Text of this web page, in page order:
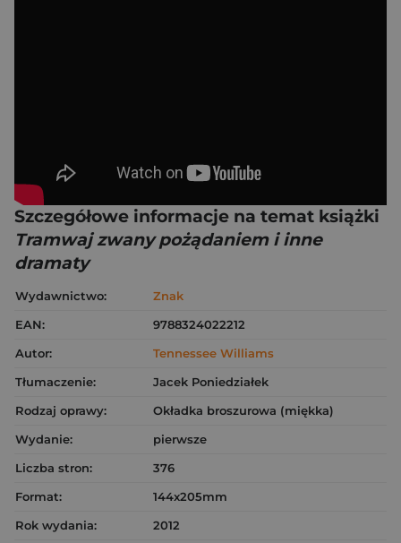
Szczegółowe informacje na temat książki
Tramwaj zwany pożądaniem i inne
dramaty
Wydawnictwo:
Znak
EAN:
9788324022212
Autor:
Tennessee Williams
Tłumaczenie:
Jacek Poniedziałek
Rodzaj oprawy:
Okładka broszurowa (miękka)
Wydanie:
pierwsze
Liczba stron:
376
Format:
144x205mm
Rok wydania:
2012